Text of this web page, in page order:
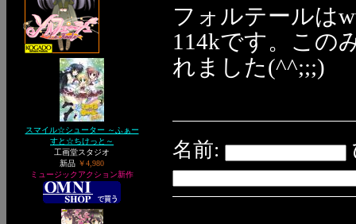
スマイル☆シューター ～ふぁー
すと☆ちけっと～
工画堂スタジオ
新品 ￥4,980
ミュージックアクション新作
フォルテールは
114kです。この
れました(^^;;;)
名前: